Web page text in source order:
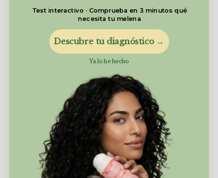
Test interactivo · Comprueba en 3 minutos qué
necesita tu melena
Descubre tu diagnóstico →
Ya lo he hecho